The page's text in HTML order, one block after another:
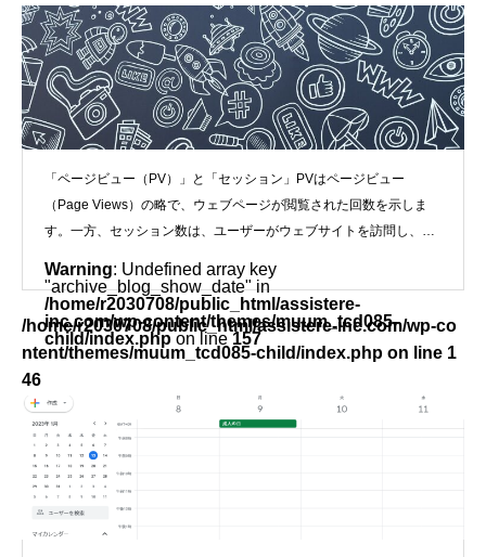
">
【Webサイト】いまさら聞けないホームページ界隈のこ
と【SEO】
「ページビュー（PV）」と「セッション」PVはページビュー
（Page Views）の略で、ウェブページが閲覧された回数を示しま
す。一方、セッション数は、ユーザーがウェブサイトを訪問し、ブ
Warning: Undefined array key
"archive_blog_show_date" in
/home/r2030708/public_html/assistere-
inc.com/wp-content/themes/muum_tcd085-
child/index.php on line 157
/home/r2030708/public_html/assistere-inc.com/wp-co
ntent/themes/muum_tcd085-child/index.php on line 1
46
"> Googleカレンダー色分け